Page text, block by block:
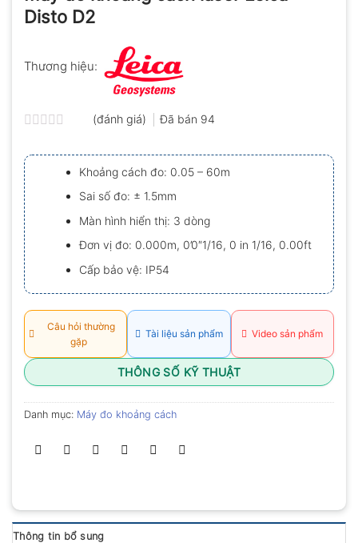
Disto D2
Thương hiệu:
xếp
hạng
0.0
5
sao
(đánh giá) Đã bán 94
Khoảng cách đo: 0.05 – 60m
Sai số đo: ± 1.5mm
Màn hình hiển thị: 3 dòng
Đơn vị đo: 0.000m, 0’0″1/16, 0 in 1/16, 0.00ft
Cấp bảo vệ: IP54
Câu hỏi thường
gặp
Tài liệu sản phẩm Video sản phẩm
THÔNG SỐ KỸ THUẬT
Danh mục: Máy đo khoảng cách
Thông tin bổ sung